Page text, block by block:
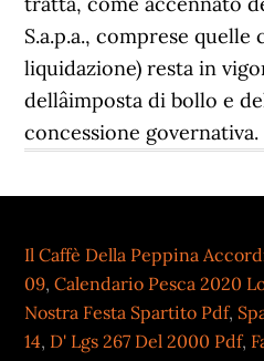
Il Caffè Della Peppina
09,Calendario Pesca 2020
Nostra Festa Spartito Pdf,
14, D' Lgs 267 Del 2000 Pdf,